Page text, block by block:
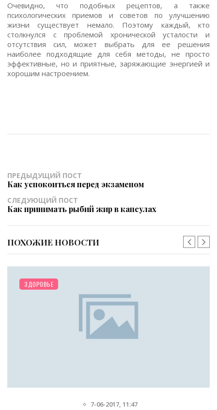
Очевидно, что подобных рецептов, а также
психологических приемов и советов по улучшению
жизни существует немало. Поэтому каждый, кто
столкнулся с проблемой хронической усталости и
отсутствия сил, может выбрать для ее решения
наиболее подходящие для себя методы, не просто
эффективные, но и приятные, заряжающие энергией и
хорошим настроением.
ПРЕДЫДУЩИЙ ПОСТ
Как успокоиться перед экзаменом
СЛЕДУЮЩИЙ ПОСТ
Как принимать рыбий жир в капсулах
ПОХОЖИЕ НОВОСТИ
ЗДОРОВЬЕ
16-03-2017, 10:40